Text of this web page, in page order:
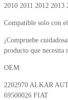
2010 2011 2012 2013
Compatible solo con
¡Compruebe
producto que necesita
OEM:
2202970 ALKAR
69500026 FIAT